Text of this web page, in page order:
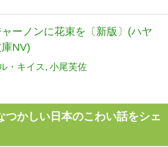
ーノンに花束を〔新版〕(ハヤ
NV)
・キイス 小尾芙佐
つかしい日本のこわい話をシェ